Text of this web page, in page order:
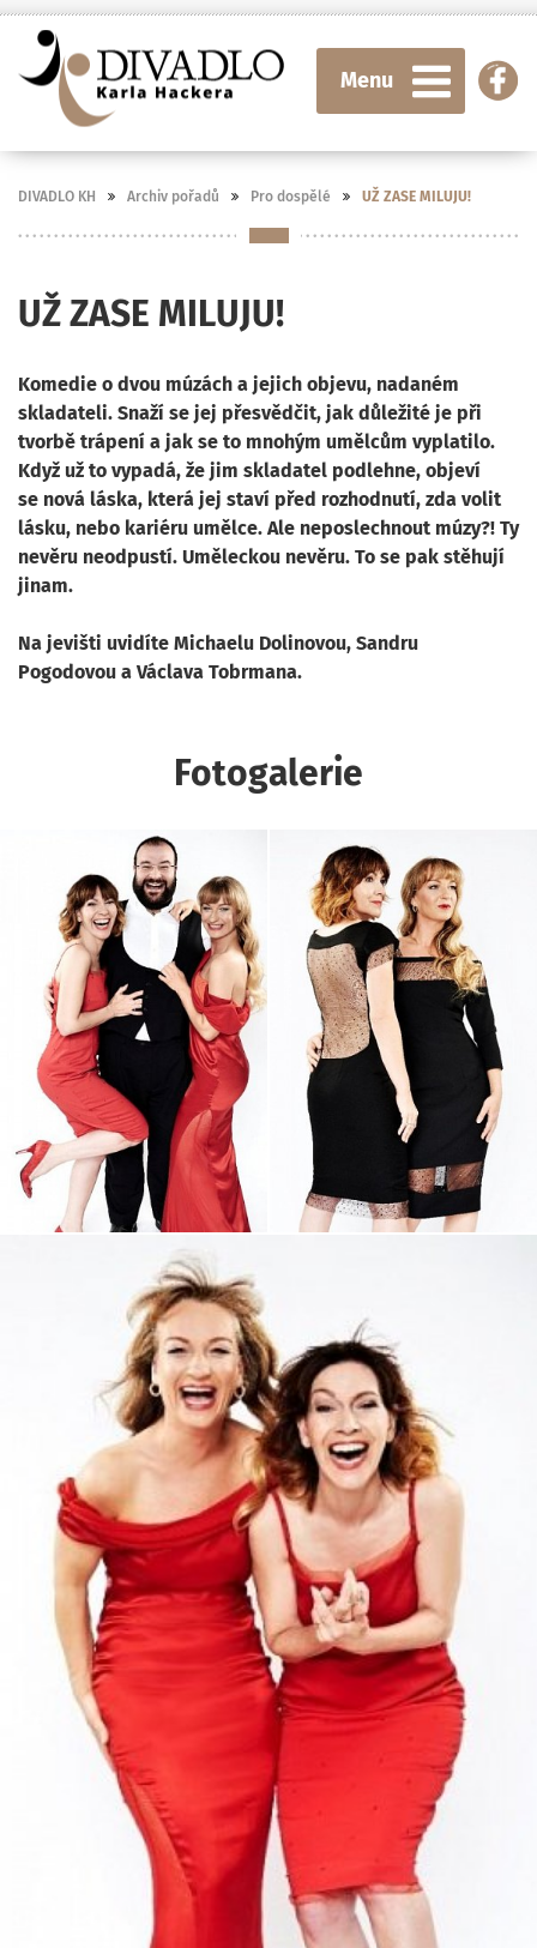
Menu
DIVADLO KH Archiv pořadů Pro dospělé UŽ ZASE MILUJU!
UŽ ZASE MILUJU!
Komedie o dvou múzách a jejich objevu, nadaném
skladateli. Snaží se jej přesvědčit, jak důležité je při
tvorbě trápení a jak se to mnohým umělcům vyplatilo.
Když už to vypadá, že jim skladatel podlehne, objeví
se nová láska, která jej staví před rozhodnutí, zda volit
lásku, nebo kariéru umělce. Ale neposlechnout múzy?! Ty
nevěru neodpustí. Uměleckou nevěru. To se pak stěhují
jinam.
Na jevišti uvidíte Michaelu Dolinovou, Sandru
Pogodovou a Václava Tobrmana.
Fotogalerie